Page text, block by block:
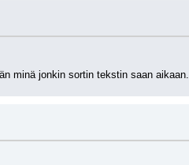
minä jonkin sortin tekstin saan aikaan.